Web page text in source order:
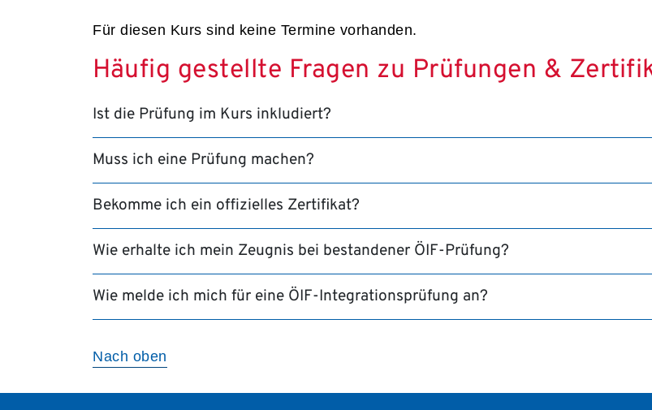
Für diesen Kurs sind keine Termine vorhanden.
Häufig gestellte Fragen zu Prüfungen &
Ist die Prüfung im Kurs inkludiert?
Muss ich eine Prüfung machen?
Bekomme ich ein offizielles Zertifikat?
Wie erhalte ich mein Zeugnis bei bestandener ÖIF-Prüfung?
Wie melde ich mich für eine ÖIF-Integrationsprüfung an?
Nach oben